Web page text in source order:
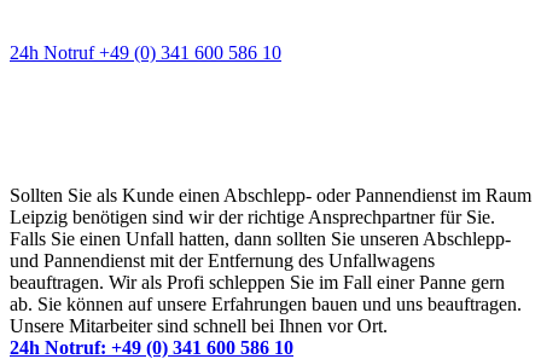
24h Notruf +49 (0) 341 600 586 10
Sollten Sie als Kunde einen Abschlepp- oder Pannendienst im Raum
Leipzig benötigen sind wir der richtige Ansprechpartner für Sie.
Falls Sie einen Unfall hatten, dann sollten Sie unseren Abschlepp-
und Pannendienst mit der Entfernung des Unfallwagens
beauftragen. Wir als Profi schleppen Sie im Fall einer Panne gern
ab. Sie können auf unsere Erfahrungen bauen und uns beauftragen.
Unsere Mitarbeiter sind schnell bei Ihnen vor Ort.
24h Notruf: +49 (0) 341 600 586 10